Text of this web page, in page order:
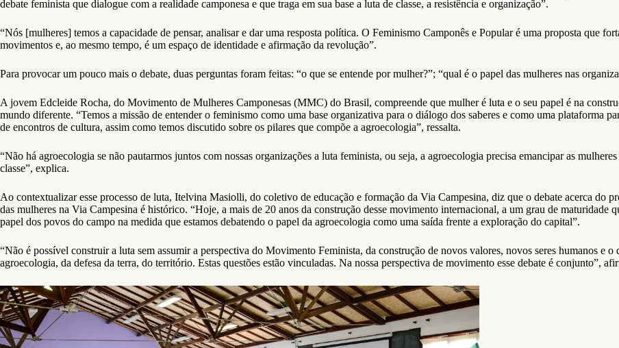
debate feminista que dialogue com a realidade camponesa e que traga em sua base a luta de classe, a resistência e organização”.
“Nós [mulheres] temos a capacidade de pensar, analisar e dar uma resposta política. O Feminismo Camponês e Popular é uma proposta que
movimentos e, ao mesmo tempo, é um espaço de identidade e afirmação da revolução”.
Para provocar um pouco mais o debate, duas perguntas foram feitas: “o que se entende por mulher?”; “qual é o papel das mulheres nas
A jovem Edcleide Rocha, do Movimento de Mulheres Camponesas (MMC) do Brasil, compreende que mulher é luta e o seu papel é na
mundo diferente. “Temos a missão de entender o feminismo como uma base organizativa para o diálogo dos saberes e como uma plataforma
de encontros de cultura, assim como temos discutido sobre os pilares que compõe a agroecologia”, ressalta.
“Não há agroecologia se não pautarmos juntos com nossas organizações a luta feminista, ou seja, a agroecologia precisa emancipar as mulheres
classe”, explica.
Ao contextualizar esse processo de luta, Itelvina Masiolli, do coletivo de educação e formação da Via Campesina, diz que o debate acerca do
das mulheres na Via Campesina é histórico. “Hoje, a mais de 20 anos da construção desse movimento internacional, a um grau de maturidade
papel dos povos do campo na medida que estamos debatendo o papel da agroecologia como uma saída frente a exploração do capital”.
“Não é possível construir a luta sem assumir a perspectiva do Movimento Feminista, da construção de novos valores, novos seres humanos e o
agroecologia, da defesa da terra, do território. Estas questões estão vinculadas. Na nossa perspectiva de movimento esse debate é conjunto”,